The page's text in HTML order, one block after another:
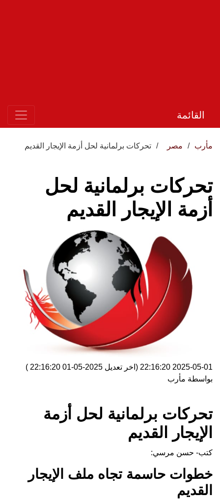
القائمة
مأرب مصر تحركات برلمانية لحل أزمة الإيجار القديم
تحركات برلمانية لحل
أزمة الإيجار القديم
2025-05-01 22:16:20 (اخر تعديل 2025-05-01 22:16:20
)
بواسطة مأرب
تحركات برلمانية لحل أزمة
الإيجار القديم
كتب- حسن مرسي:
خطوات حاسمة تجاه ملف الإيجار
القديم